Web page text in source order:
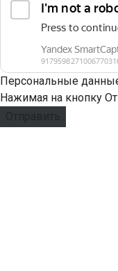
Персональные
Нажимая на кнопку
Отправить